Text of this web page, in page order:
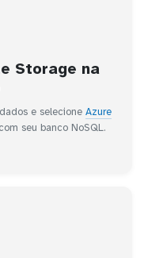
Storage na
e selecione Azure
seu banco NoSQL.